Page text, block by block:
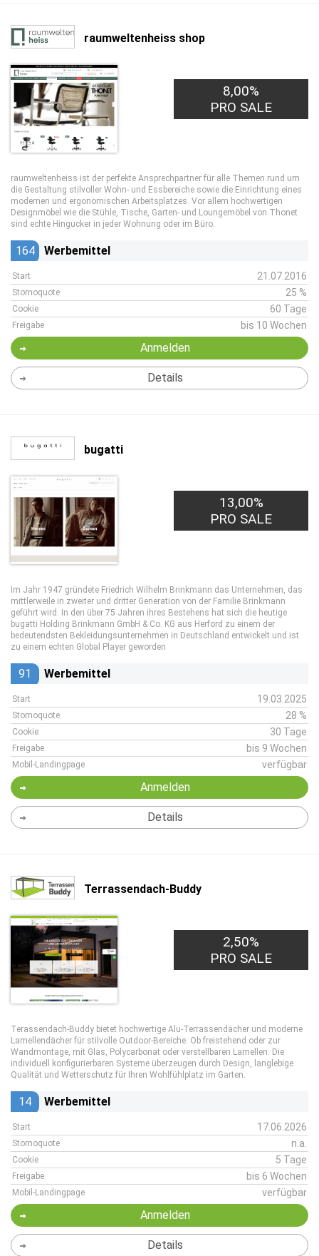
raumweltenheiss shop
8,00%
PRO SALE
raumweltenheiss ist der perfekte Ansprechpartner für alle Themen rund um
die Gestaltung stilvoller Wohn- und Essbereiche sowie die Einrichtung eines
modernen und ergonomischen Arbeitsplatzes. Vor allem hochwertigen
Designmöbel wie die Stühle, Tische, Garten- und Loungemöbel von Thonet
sind echte Hingucker in jeder Wohnung oder im Büro.
164 Werbemittel
Start 21.07.2016
Stornoquote 25 %
Cookie 60 Tage
Freigabe bis 10 Wochen
Anmelden
Details
bugatti
13,00%
PRO SALE
Im Jahr 1947 gründete Friedrich Wilhelm Brinkmann das Unternehmen, das
mittlerweile in zweiter und dritter Generation von der Familie Brinkmann
geführt wird. In den über 75 Jahren ihres Bestehens hat sich die heutige
bugatti Holding Brinkmann GmbH & Co. KG aus Herford zu einem der
bedeutendsten Bekleidungsunternehmen in Deutschland entwickelt und ist
zu einem echten Global Player geworden
91 Werbemittel
Start 19.03.2025
Stornoquote 28 %
Cookie 30 Tage
Freigabe bis 9 Wochen
Mobil-Landingpage verfügbar
Anmelden
Details
Terrassendach-Buddy
2,50%
PRO SALE
Terassendach-Buddy bietet hochwertige Alu-Terrassendächer und moderne
Lamellendächer für stilvolle Outdoor-Bereiche. Ob freistehend oder zur
Wandmontage, mit Glas, Polycarbonat oder verstellbaren Lamellen: Die
individuell konfigurierbaren Systeme überzeugen durch Design, langlebige
Qualität und Wetterschutz für Ihren Wohlfühlplatz im Garten.
14 Werbemittel
Start 17.06.2026
Stornoquote n.a.
Cookie 5 Tage
Freigabe bis 6 Wochen
Mobil-Landingpage verfügbar
Anmelden
Details